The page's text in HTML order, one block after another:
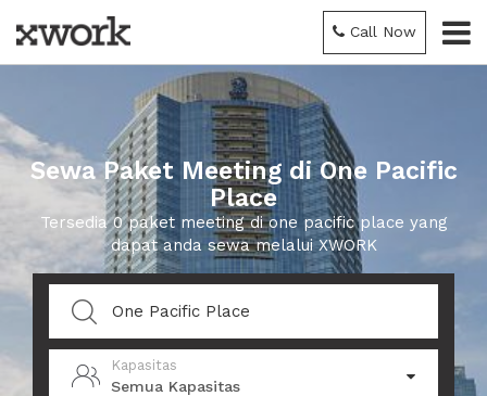
Call Now
Sewa Paket Meeting di One Pacific
Place
Tersedia 0 paket meeting di one pacific place yang
dapat anda sewa melalui XWORK
Kapasitas
Semua Kapasitas